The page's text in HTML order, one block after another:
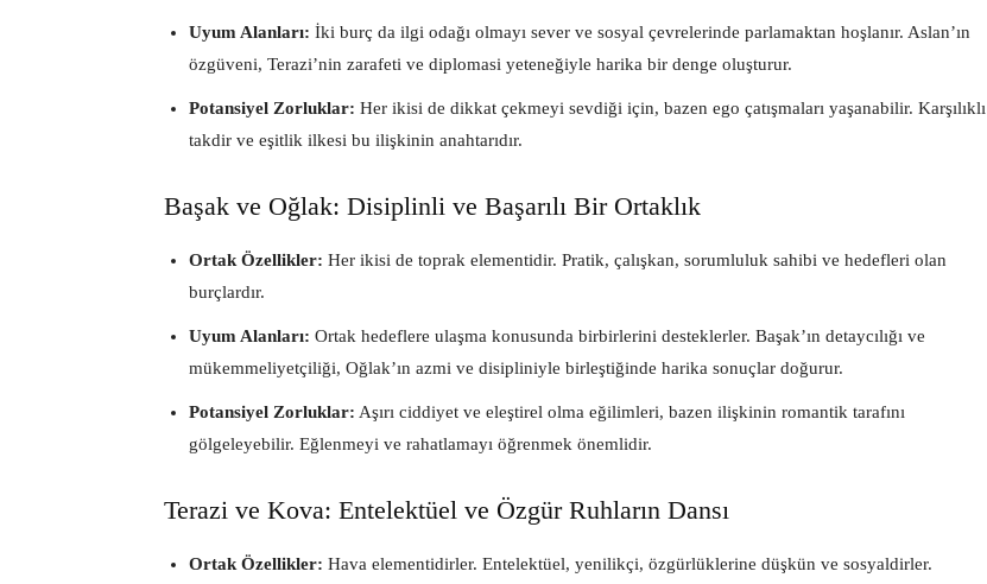
Uyum Alanları: İki burç da ilgi odağı olmayı sever ve sosyal çevrelerinde parlamaktan hoşlanır. Aslan’ın
özgüveni, Terazi’nin zarafeti ve diplomasi yeteneğiyle harika bir denge oluşturur.
Potansiyel Zorluklar: Her ikisi de dikkat çekmeyi sevdiği için, bazen ego çatışmaları yaşanabilir. Karşılıklı
takdir ve eşitlik ilkesi bu ilişkinin anahtarıdır.
Başak ve Oğlak: Disiplinli ve Başarılı Bir Ortaklık
Ortak Özellikler: Her ikisi de toprak elementidir. Pratik, çalışkan, sorumluluk sahibi ve hedefleri olan
burçlardır.
Uyum Alanları: Ortak hedeflere ulaşma konusunda birbirlerini desteklerler. Başak’ın detaycılığı ve
mükemmeliyetçiliği, Oğlak’ın azmi ve disipliniyle birleştiğinde harika sonuçlar doğurur.
Potansiyel Zorluklar: Aşırı ciddiyet ve eleştirel olma eğilimleri, bazen ilişkinin romantik tarafını
gölgeleyebilir. Eğlenmeyi ve rahatlamayı öğrenmek önemlidir.
Terazi ve Kova: Entelektüel ve Özgür Ruhların Dansı
Ortak Özellikler: Hava elementidirler. Entelektüel, yenilikçi, özgürlüklerine düşkün ve sosyaldirler.